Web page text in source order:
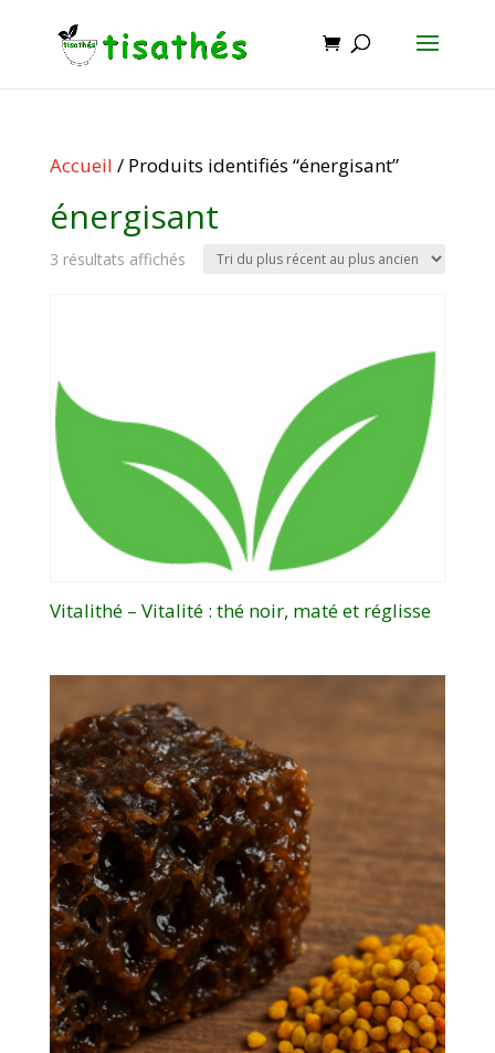
Accueil / Produits identifiés “énergisant”
énergisant
3 résultats affichésTrié
ancien
Vitalithé – Vitalité : thé noir, maté et réglisse